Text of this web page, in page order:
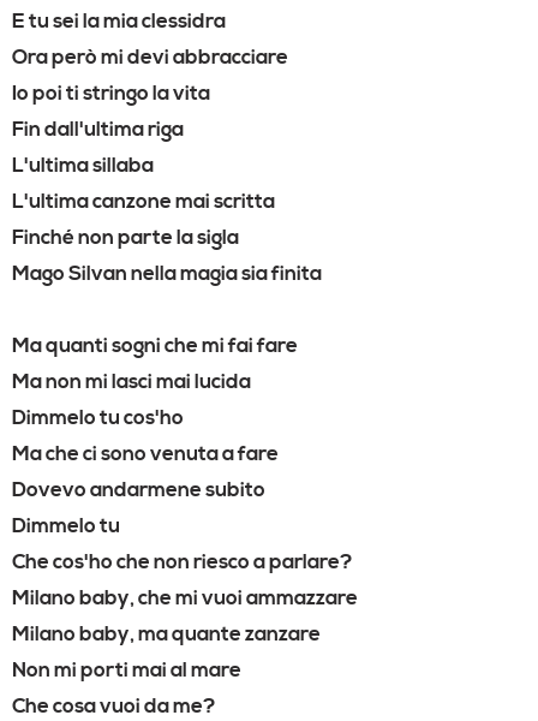
E tu sei la mia clessidra
Ora però mi devi abbracciare
Io poi ti stringo la vita
Fin dall'ultima riga
L'ultima sillaba
L'ultima canzone mai scritta
Finché non parte la sigla
Mago Silvan nella magia sia finita
Ma quanti sogni che mi fai fare
Ma non mi lasci mai lucida
Dimmelo tu cos'ho
Ma che ci sono venuta a fare
Dovevo andarmene subito
Dimmelo tu
Che cos'ho che non riesco a parlare?
Milano baby, che mi vuoi ammazzare
Milano baby, ma quante zanzare
Non mi porti mai al mare
Che cosa vuoi da me?